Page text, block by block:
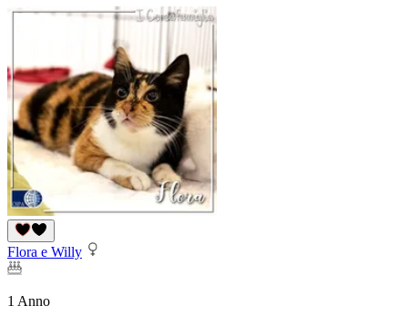
Flora e Willy
1 Anno